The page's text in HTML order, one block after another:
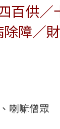
百供／
障／
喇嘛僧眾